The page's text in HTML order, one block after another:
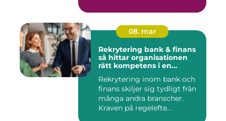
08. mar
Rekrytering bank & finans
så hittar organisationen
rätt kompetens i en
Rekrytering inom bank och
finans skiljer sig tydligt från
många andra branscher.
Kraven på regelefte...